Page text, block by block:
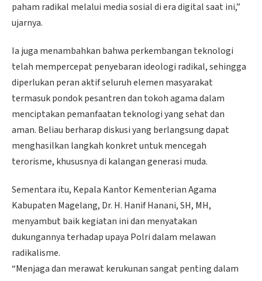
paham radikal melalui media sosial di era digital saat ini,”
ujarnya.
Ia juga menambahkan bahwa perkembangan teknologi
telah mempercepat penyebaran ideologi radikal, sehingga
diperlukan peran aktif seluruh elemen masyarakat
termasuk pondok pesantren dan tokoh agama dalam
menciptakan pemanfaatan teknologi yang sehat dan
aman. Beliau berharap diskusi yang berlangsung dapat
menghasilkan langkah konkret untuk mencegah
terorisme, khususnya di kalangan generasi muda.
Sementara itu, Kepala Kantor Kementerian Agama
Kabupaten Magelang, Dr. H. Hanif Hanani, SH, MH,
menyambut baik kegiatan ini dan menyatakan
dukungannya terhadap upaya Polri dalam melawan
radikalisme.
“Menjaga dan merawat kerukunan sangat penting dalam